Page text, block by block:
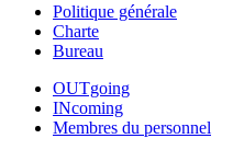
Politique générale
Charte
Bureau
OUTgoing
INcoming
Membres du personnel